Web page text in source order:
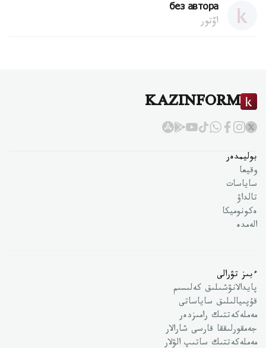
без автора
اۆتور
KAZINFORM
بوليمدەر
وقيعا
ساياسات
تالداۋ
ەكونوميكا
الەمدە
ءبىز تۋرالى
پايدالانۋشىلىق كەلىسىم
قۇپىيالىلىق ساياساتى
مەملەكەتتىك رامىزدەر
جەمقورلىققا قارسى شارالار
مەملەكەتتىك ساتىپ الۋلار